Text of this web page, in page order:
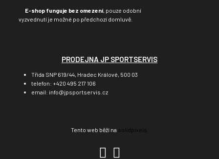
E-shop funguje bez omezení , pouze odobní
vyzvednutí je možné po předchozí domluvě.
PRODEJNA JP SPORTSERVIS
Třída SNP 619/44, Hradec Králové, 500 03
telefon: +420 495 217 106
email: info@jpsportservis.cz
Tento web běží na solidpixels.